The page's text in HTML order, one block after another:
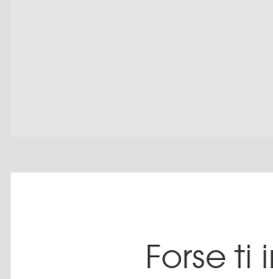
Forse ti